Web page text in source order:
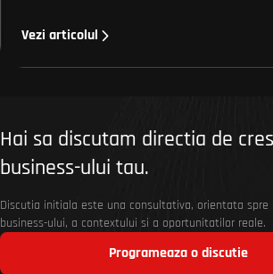
Vezi articolul
Hai sa discutam directia de
business-ului tau.
Discutia initiala este una consultativa, orientata spre
business-ului, a contextului si a oportunitatilor reale.
Programeaza o discutie